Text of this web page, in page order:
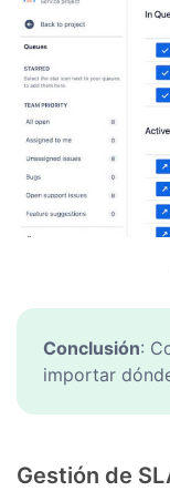
Conclusión:
importar
Gestión de